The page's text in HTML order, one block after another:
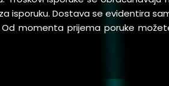
isporuku. Dostava se evidentira
momenta prijema poruke